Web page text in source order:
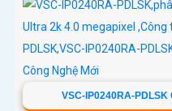
VSC-IP0240RA-PDLSK